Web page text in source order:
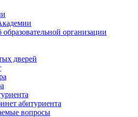
организации
дверей
абитуриента
вопросы